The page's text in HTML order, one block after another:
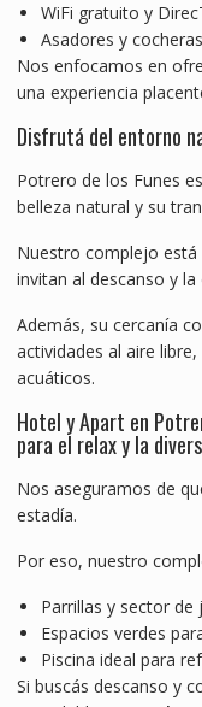
WiFi gratuito y
Asadores y
Nos enfocamos en
una experiencia
Disfrutá del entorno
Potrero de los Funes
belleza natural y su
Nuestro complejo está
invitan al descanso y la
Además, su cercanía
actividades al aire
acuáticos.
Hotel y Apart en
para el relax y la
Nos aseguramos de
estadía.
Por eso, nuestro
Parrillas y sector de
Espacios verdes
Piscina ideal para
Si buscás descanso y